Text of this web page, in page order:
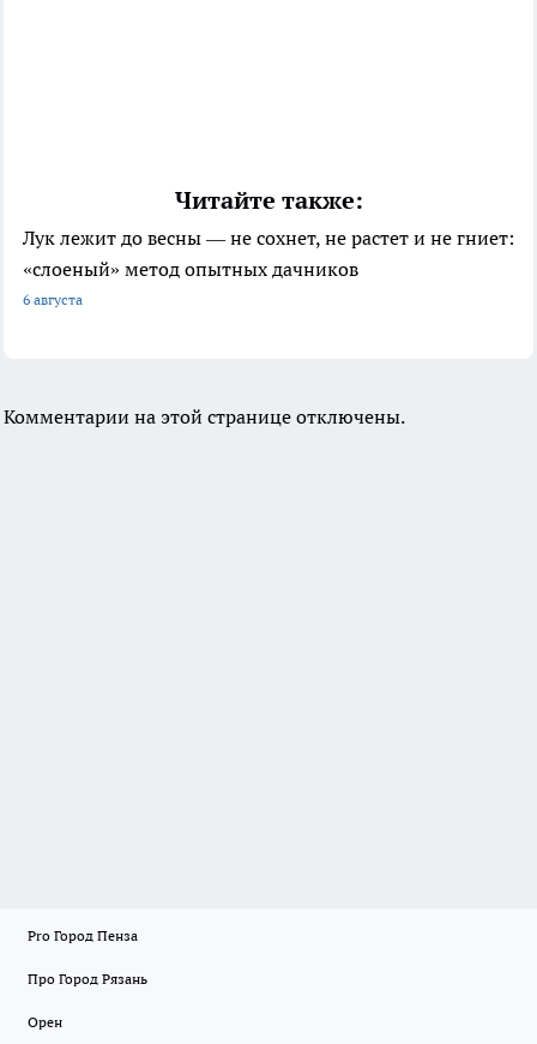
Читайте также:
Лук лежит до весны — не сохнет, не растет и не гниет:
«слоеный» метод опытных дачников
6 августа
Комментарии на этой странице отключены.
Pro Город Пенза
Про Город Рязань
Орен